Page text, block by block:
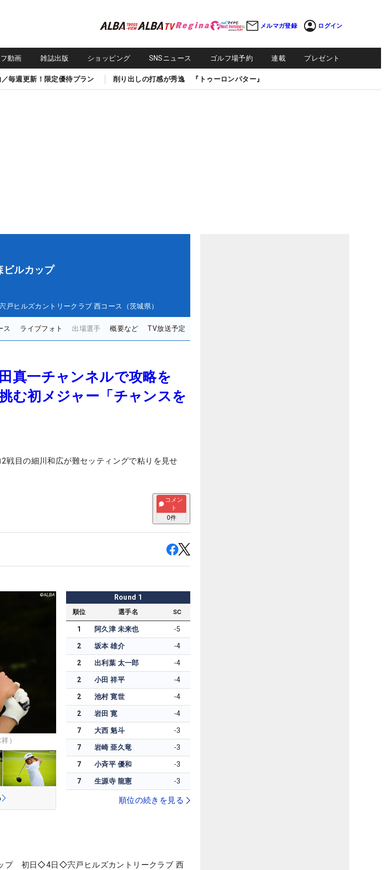
メルマガ登録 ログイン
動画 雑誌出版 ショッピング SNSニュース ゴルフ場予約 連載 プレゼント
毎週更新！限定優待プラン 削り出しの打感が秀逸 『トゥーロンパター』
ビルカップ
戸ヒルズカントリークラブ 西コース（茨城県）
ス ライブフォト 出場選手 概要など TV放送予定
真一チャンネルで攻略を
む初メジャー「チャンスを
戦目の細川和広が難セッティングで粘りを見せ
コメン
ト
0件
）
Round 1
順位 選手名 SC
1 阿久津 未来也 -5
2 坂本 雄介 -4
2 出利葉 太一郎 -4
2 小田 祥平 -4
2 池村 寛世 -4
2 岩田 寛 -4
7 大西 魁斗 -3
7 岩崎 亜久竜 -3
7 小斉平 優和 -3
7 生源寺 龍憲 -3
順位の続きを見る
プ 初日◇4日◇宍戸ヒルズカントリークラブ 西